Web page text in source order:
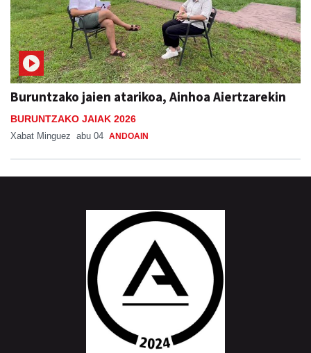
Buruntzako jaien atarikoa, Ainhoa Aiertzarekin
BURUNTZAKO JAIAK 2026
Xabat Minguez abu 04 ANDOAIN